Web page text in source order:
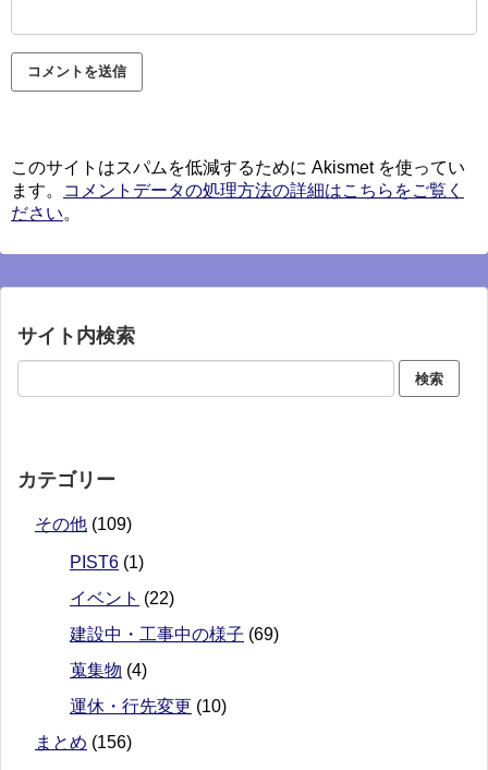
このサイトはスパムを低減するために Akismet を使ってい
ます。
コメントデータの処理方法の詳細はこちらをご覧く
ださい。
サイト内検索
カテゴリー
その他 (109)
PIST6 (1)
イベント (22)
建設中・工事中の様子 (69)
蒐集物 (4)
運休・行先変更 (10)
まとめ (156)